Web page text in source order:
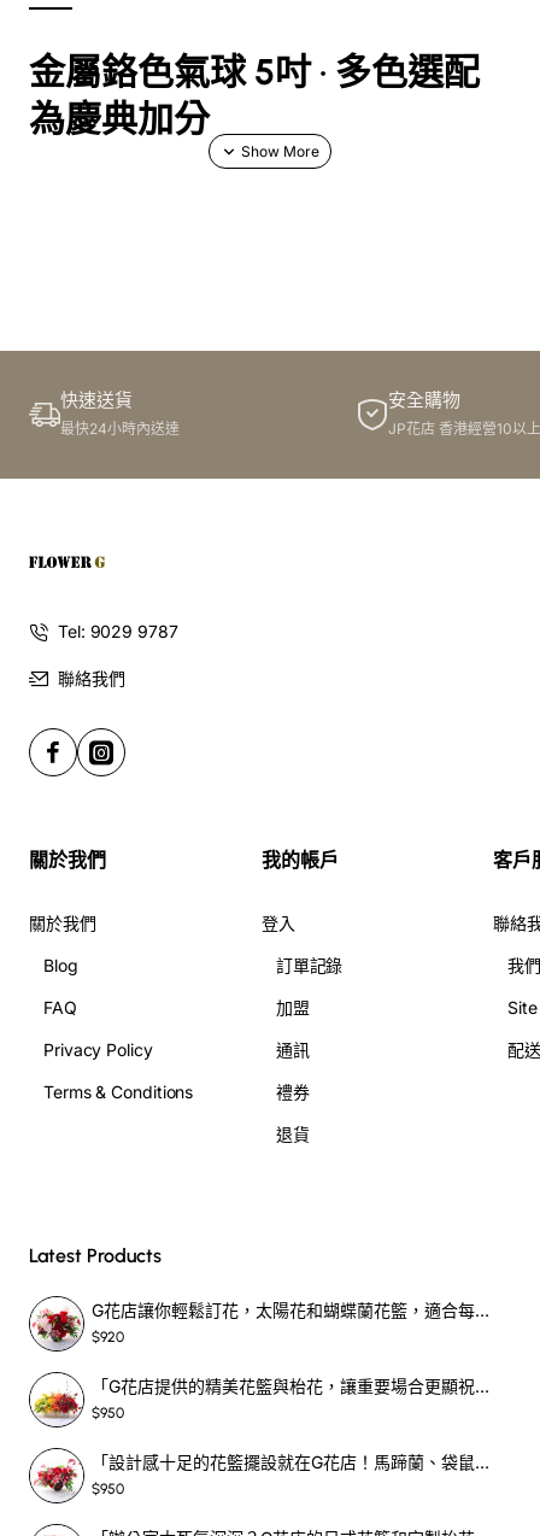
金屬鉻色氣球 5吋 · 多色選配
為慶典加分
提供多色鉻面選擇、英文字樣（balloon）及 LOGO 印刷服
口迎賓或桌上中心裝飾；也可將多顆鉻色小球置入大型水晶
使用與保養建議
氣固定；為維持最佳外觀，建議活動當日現場充氣或準備替
創意段子（全新）
把一顆鉻色小球放在花束邊——它不像聚光燈，但會像一面
小鏡子，替每位來賓反射出笑容。
快速送貨
最快24小時內送達
安全購物
JP花店 香港經營10以
Tel: 9029 9787
聯絡我們
關於我們
關於我們
Blog
FAQ
Privacy Policy
Terms & Conditions
我的帳戶
登入
訂單記錄
加盟
通訊
禮券
退貨
客戶
聯絡
我
配
Latest Products
G花店讓你輕鬆訂花，太陽花和蝴蝶蘭花籃，適合每個重要時刻！-SF390
$920
「G花店提供的精美花籃與枱花，讓重要場合更顯祝賀與喜悅，適合各種用場！」-SF398
$950
「設計感十足的花籃擺設就在G花店！馬蹄蘭、袋鼠爪、罌粟花，為你的重大場合增光添彩！」-SF209
$950